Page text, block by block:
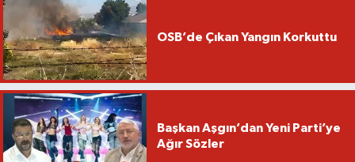
OSB’de Çıkan Yangın Korkuttu
Başkan Aşgın’dan Yeni Parti’ye
Ağır Sözler